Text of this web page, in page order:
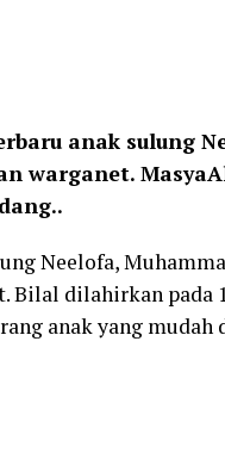
anak sulung
warganet.
Neelofa,
Bilal dilahirkan pada
anak yang